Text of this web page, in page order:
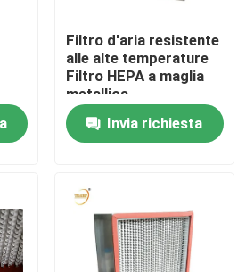
Filtro d'aria resistente
alle alte temperature
Filtro HEPA a maglia
metallica
Invia richiesta